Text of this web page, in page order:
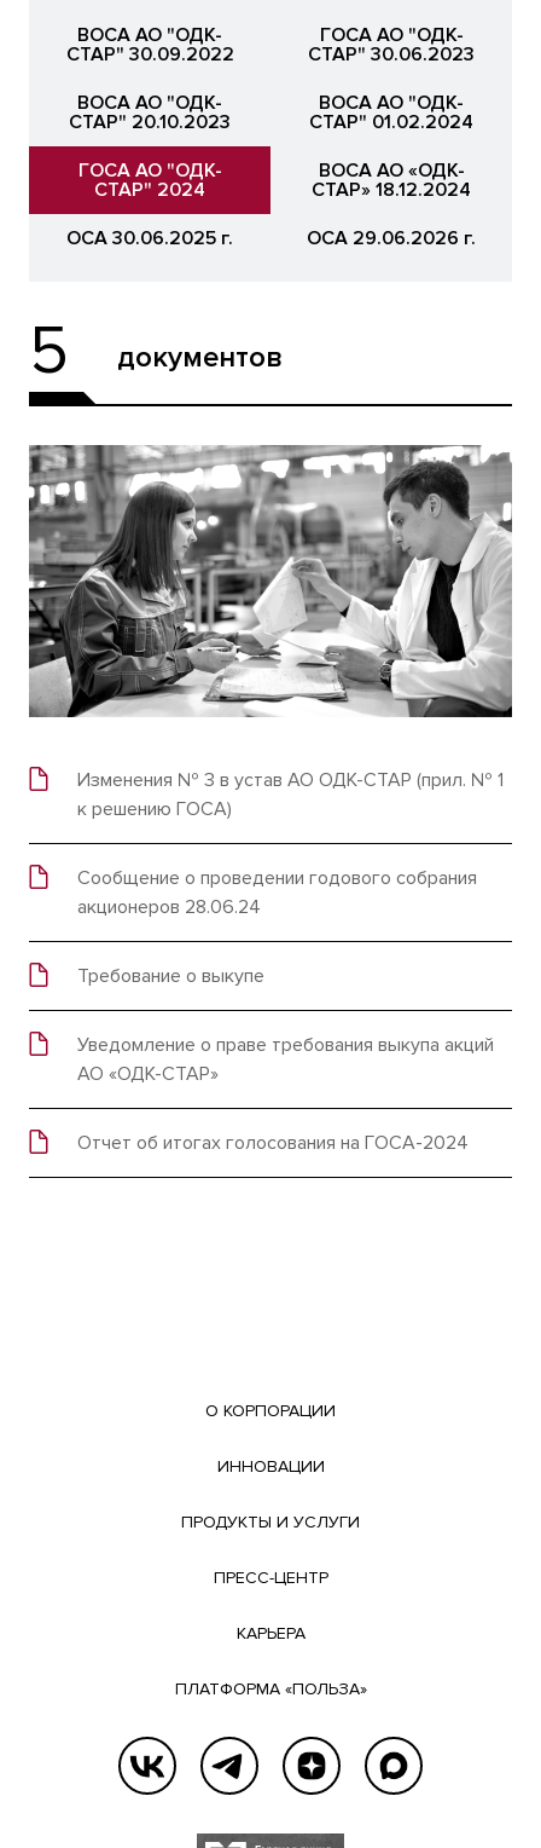
ВОСА АО "ОДК-
СТАР" 30.09.2022
ГОСА АО "ОДК-
СТАР" 30.06.2023
ВОСА АО "ОДК-
СТАР" 20.10.2023
ВОСА АО "ОДК-
СТАР" 01.02.2024
ГОСА АО "ОДК-
СТАР" 2024
ВОСА АО «ОДК-
СТАР» 18.12.2024
ОСА 30.06.2025 г.
ОСА 29.06.2026 г.
Изменения № 3 в устав АО ОДК-СТАР (прил. № 1
к решению ГОСА)
Сообщение о проведении годового собрания
акционеров 28.06.24
Требование о выкупе
Уведомление о праве требования выкупа акций
АО «ОДК-СТАР»
Отчет об итогах голосования на ГОСА-2024
5 документов
О КОРПОРАЦИИ
ИННОВАЦИИ
ПРОДУКТЫ И УСЛУГИ
ПРЕСС-ЦЕНТР
КАРЬЕРА
ПЛАТФОРМА «ПОЛЬЗА»